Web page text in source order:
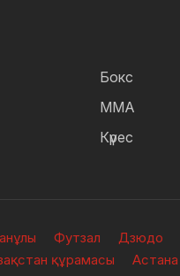
Бокс
ММА
Күрес
Футзал Дзюдо
құрамасы Астана